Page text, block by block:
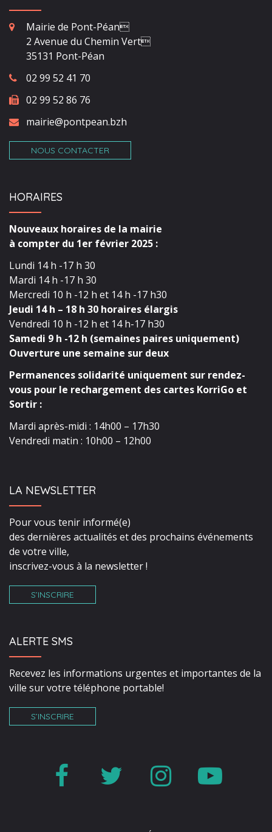
Mairie de Pont-Péan
2 Avenue du Chemin Vert
35131 Pont-Péan
02 99 52 41 70
02 99 52 86 76
mairie@pontpean.bzh
NOUS CONTACTER
HORAIRES
Nouveaux horaires de la mairie
à compter du 1er février 2025 :
Lundi 14 h -17 h 30
Mardi 14 h -17 h 30
Mercredi 10 h -12 h et 14 h -17 h30
Jeudi 14 h – 18 h 30 horaires élargis
Vendredi 10 h -12 h et 14 h-17 h30
Samedi 9 h -12 h (semaines paires uniquement)
Ouverture une semaine sur deux
Permanences solidarité uniquement sur rendez-
vous pour le rechargement des cartes KorriGo et
Sortir :
Mardi après-midi : 14h00 – 17h30
Vendredi matin : 10h00 – 12h00
LA NEWSLETTER
Pour vous tenir informé(e)
des dernières actualités et des prochains événements
de votre ville,
inscrivez-vous à la newsletter !
S’INSCRIRE
ALERTE SMS
Recevez les informations urgentes et importantes de la
ville sur votre téléphone portable!
S’INSCRIRE
Lien Lien Lien